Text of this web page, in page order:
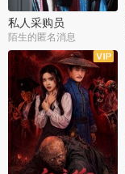
私人采购员
陌生的匿名消息